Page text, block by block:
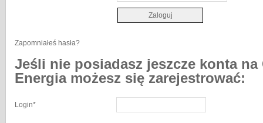
Zapomniałeś hasła?
Jeśli nie posiadasz jeszcze konta na
Energia możesz się zarejestrować:
Login*